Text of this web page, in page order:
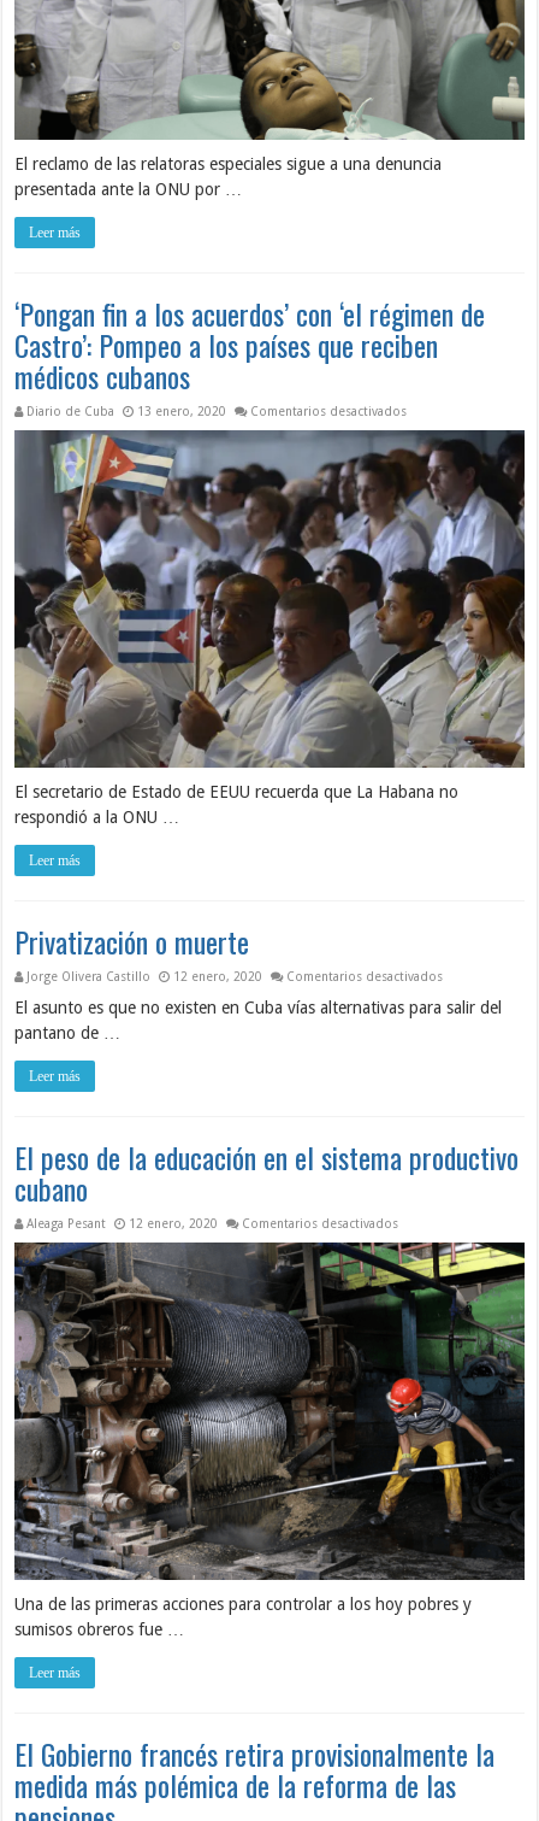
El reclamo de las relatoras especiales sigue a una denuncia
presentada ante la ONU por …
Leer más
‘Pongan fin a los acuerdos’ con ‘el régimen de
Castro’: Pompeo a los países que reciben
médicos cubanos
Diario de Cuba 13 enero, 2020 Comentarios desactivadosen ‘Pongan fin a los
El secretario de Estado de EEUU recuerda que La Habana no
respondió a la ONU …
Leer más
Privatización o muerte
Jorge Olivera Castillo 12 enero, 2020 Comentarios desactivadosen Privatización
El asunto es que no existen en Cuba vías alternativas para salir del
pantano de …
Leer más
El peso de la educación en el sistema productivo
cubano
Aleaga Pesant 12 enero, 2020 Comentarios desactivadosen El peso de la
Una de las primeras acciones para controlar a los hoy pobres y
sumisos obreros fue …
Leer más
El Gobierno francés retira provisionalmente la
medida más polémica de la reforma de las